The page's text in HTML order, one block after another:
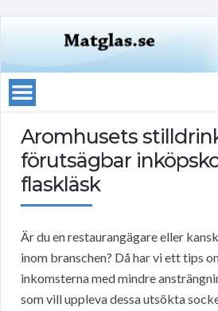
Aromhusets
förutsägbar
flaskläsk
Är du en restaurangägare eller
inom branschen? Då har vi ett tips
inkomsterna med mindre
som vill uppleva dessa utsökta